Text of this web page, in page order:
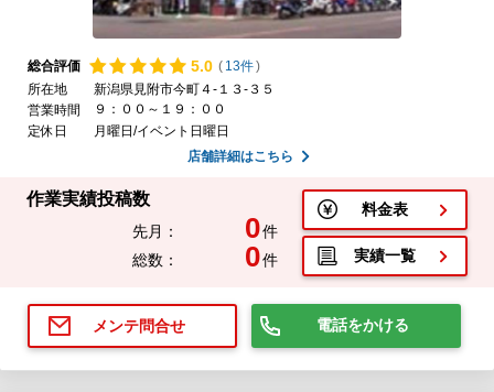
総合評価 5.0 ( 13件)
所在地
新潟県見附市今町４-１３-３５
営業時間
９：００～１９：００
定休日
月曜日/イベント日曜日
店舗詳細はこちら
作業実績投稿数
先月： 0件
総数：
0件
料金表
実績一覧
メンテ問合せ 電話をかける